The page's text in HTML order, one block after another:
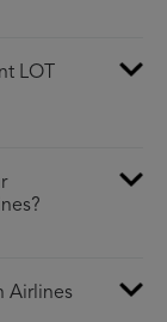
LOT
Airlines